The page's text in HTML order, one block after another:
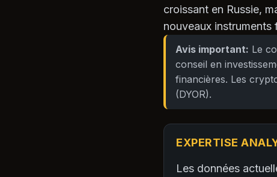
croissant en Russie,
nouveaux instruments
Avis important: Le
conseil en
financières. Les
(DYOR).
EXPERTISE
Les données